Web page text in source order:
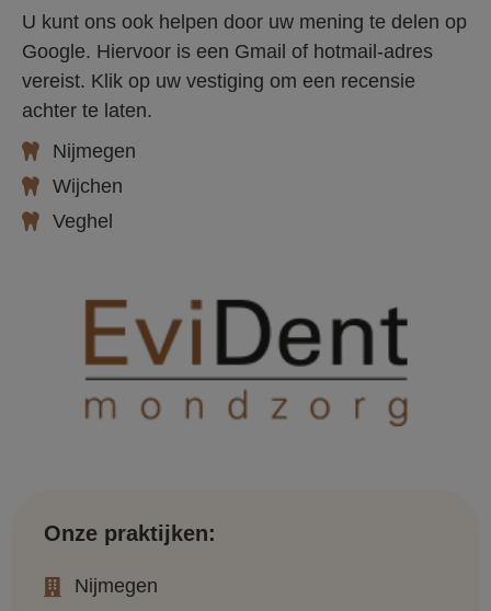
Onze praktijken:
Nijmegen
U kunt ons ook helpen door uw mening te delen op
Google. Hiervoor is een Gmail of hotmail-adres
vereist. Klik op uw vestiging om een recensie
achter te laten.
Nijmegen
Wijchen
Veghel